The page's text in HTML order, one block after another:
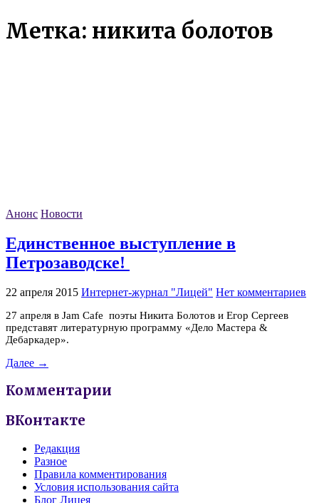
Метка: никита болотов
Анонс Новости
Единственное выступление в
Петрозаводске!
22 апреля 2015 Интернет-журнал "Лицей" Нет комментариев
27 апреля в Jam Cafe поэты Никита Болотов и Егор Сергеев
представят литературную программу «Дело Мастера &
Дебаркадер».
Далее →
Комментарии
ВКонтакте
Редакция
Разное
Правила комментирования
Условия использования сайта
Блог Лицея